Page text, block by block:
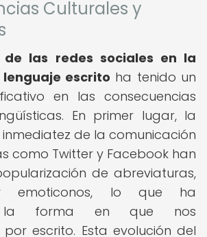
Culturales y
de las redes sociales en la
escrito ha tenido un
en las consecuencias
En primer lugar, la
de la comunicación
como Twitter y Facebook han
de abreviaturas,
emoticonos, lo que ha
la forma en que nos
escrito. Esta evolución del